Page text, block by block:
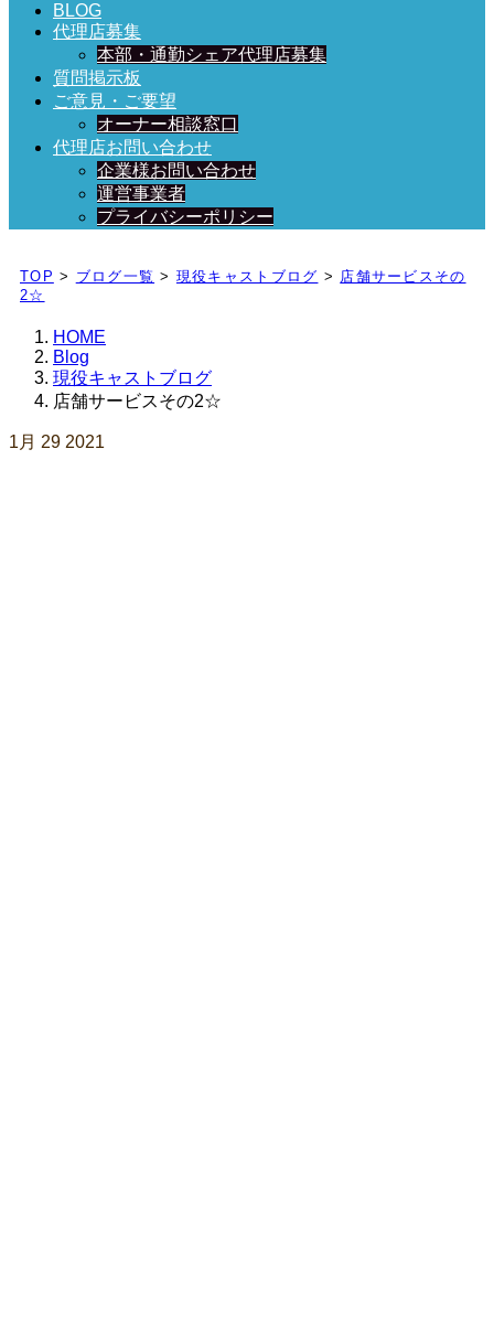
BLOG
代理店募集
本部・通勤シェア代理店募集
質問掲示板
ご意見・ご要望
オーナー相談窓口
代理店お問い合わせ
企業様お問い合わせ
運営事業者
プライバシーポリシー
日々、ブログを更新中！
TOP > ブログ一覧 > 現役キャストブログ > 店舗サービスその
2☆
HOME
Blog
現役キャストブログ
店舗サービスその2☆
1月 29 2021